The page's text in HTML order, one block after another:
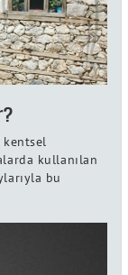
kentsel
kullanılan
bu